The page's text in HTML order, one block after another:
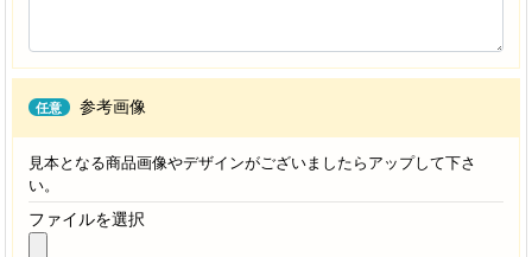
任意 参考画像
見本となる商品画像やデザインがございましたらアップして下さ
い。
ファイルを選択